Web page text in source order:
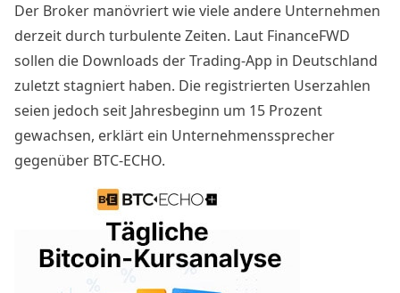
Der Broker manövriert wie viele andere Unternehmen
derzeit durch turbulente Zeiten. Laut FinanceFWD
sollen die Downloads der Trading-App in Deutschland
zuletzt stagniert haben. Die registrierten Userzahlen
seien jedoch seit Jahresbeginn um 15 Prozent
gewachsen, erklärt ein Unternehmenssprecher
gegenüber BTC-ECHO.